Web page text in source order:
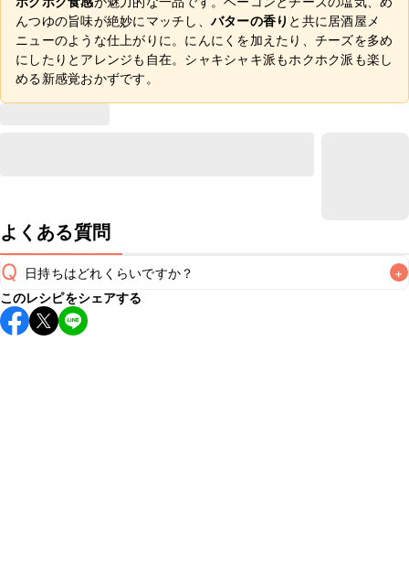
んつゆの旨味が絶妙にマッチし、 バターの香り と共に居酒屋メ
ニューのような仕上がりに。にんにくを加えたり、チーズを多め
にしたりとアレンジも自在。シャキシャキ派もホクホク派も楽し
める新感覚おかずです。
よくある質問
Q 日持ちはどれくらいですか？ +
保存期間は冷蔵で翌日中が目安です。なるべくお早めにお召
し上がりください。
このレシピをシェアする